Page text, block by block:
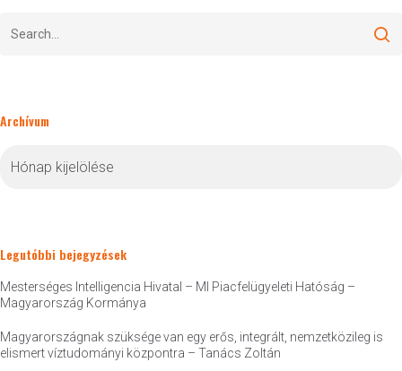
Archívum
Legutóbbi bejegyzések
Mesterséges Intelligencia Hivatal – MI Piacfelügyeleti Hatóság –
Magyarország Kormánya
Magyarországnak szüksége van egy erős, integrált, nemzetközileg is
elismert víztudományi központra – Tanács Zoltán